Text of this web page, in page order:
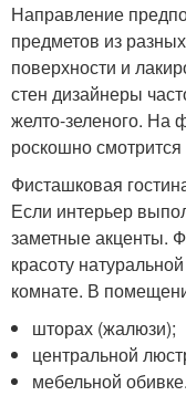
Направление
предметов из
поверхности и
стен дизайнеры
желто-зеленого. На
роскошно
Фисташковая
Если интерьер
заметные акценты.
красоту
комнате. В
шторах (жалюзи);
центральной
мебельной обивке.